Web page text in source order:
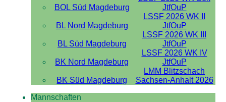
BOL Süd Magdeburg
JtfOuP
BL Nord Magdeburg
LSSF 2026 WK II
JtfOuP
BL Süd Magdeburg
LSSF 2026 WK III
JtfOuP
BK Nord Magdeburg
LSSF 2026 WK IV
JtfOuP
BK Süd Magdeburg
LMM Blitzschach
Sachsen-Anhalt 2026
Mannschaften